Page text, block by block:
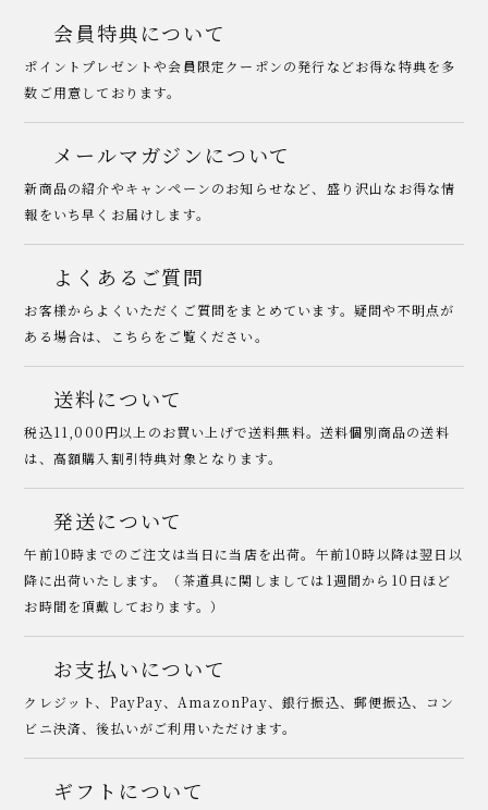
会員特典について
ポイントプレゼントや会員限定クーポンの発行などお得な特典を多
数ご用意しております。
メールマガジンについて
新商品の紹介やキャンペーンのお知らせなど、盛り沢山なお得な情
報をいち早くお届けします。
よくあるご質問
お客様からよくいただくご質問をまとめています。疑問や不明点が
ある場合は、こちらをご覧ください。
送料について
税込11,000円以上のお買い上げで送料無料。送料個別商品の送料
は、高額購入割引特典対象となります。
発送について
午前10時までのご注文は当日に当店を出荷。午前10時以降は翌日以
降に出荷いたします。（茶道具に関しましては1週間から10日ほど
お時間を頂戴しております。）
お支払いについて
クレジット、PayPay、AmazonPay、銀行振込、郵便振込、コン
ビニ決済、後払いがご利用いただけます。
ギフトについて